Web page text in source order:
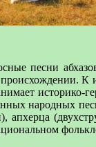
песни
народных
апхерца